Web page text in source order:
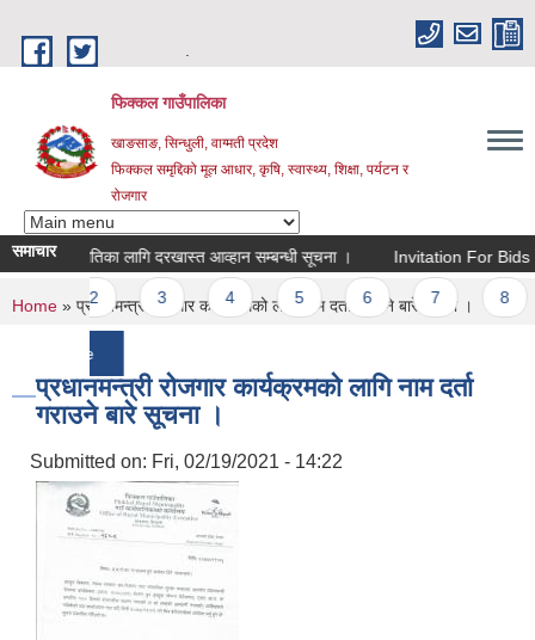
फिक्कल गाउँपालिका
खाङसाङ, सिन्धुली, वाग्मती प्रदेश
फिक्कल समृद्दिको मूल आधार, कृषि, स्वास्थ्य, शिक्षा, पर्यटन र
रोजगार
समाचार
सहमतिका लागि दरखास्त आव्हान सम्बन्धी सूचना । Invitation For Bids ॥
3 4 5 6 7
You are here
Home » प्रधानमन्त्री रोजगार कार्यक्रमको लागि नाम दर्ता गराउने बारे सूचना ।
प्रधानमन्त्री रोजगार कार्यक्रमको लागि नाम दर्ता
गराउने बारे सूचना ।
Submitted on: Fri, 02/19/2021 - 14:22